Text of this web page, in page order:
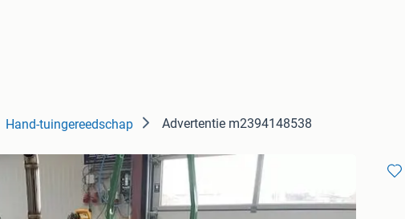
Hand-tuingereedschap Advertentie m2394148538